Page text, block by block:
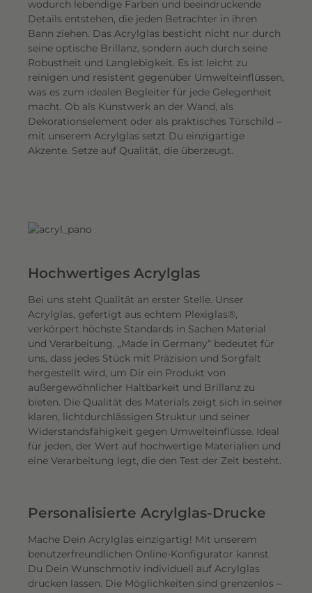
wodurch lebendige Farben und beeindruckende
Details entstehen, die jeden Betrachter in ihren
Bann ziehen. Das Acrylglas besticht nicht nur durch
seine optische Brillanz, sondern auch durch seine
Robustheit und Langlebigkeit. Es ist leicht zu
reinigen und resistent gegenüber Umwelteinflüssen,
was es zum idealen Begleiter für jede Gelegenheit
macht. Ob als Kunstwerk an der Wand, als
Dekorationselement oder als praktisches Türschild –
mit unserem Acrylglas setzt Du einzigartige
Akzente. Setze auf Qualität, die überzeugt.
Hochwertiges Acrylglas
Bei uns steht Qualität an erster Stelle. Unser
Acrylglas, gefertigt aus echtem Plexiglas®,
verkörpert höchste Standards in Sachen Material
und Verarbeitung. „Made in Germany“ bedeutet für
uns, dass jedes Stück mit Präzision und Sorgfalt
hergestellt wird, um Dir ein Produkt von
außergewöhnlicher Haltbarkeit und Brillanz zu
bieten. Die Qualität des Materials zeigt sich in seiner
klaren, lichtdurchlässigen Struktur und seiner
Widerstandsfähigkeit gegen Umwelteinflüsse. Ideal
für jeden, der Wert auf hochwertige Materialien und
eine Verarbeitung legt, die den Test der Zeit besteht.
Personalisierte Acrylglas-Drucke
Mache Dein Acrylglas einzigartig! Mit unserem
benutzerfreundlichen Online-Konfigurator kannst
Du Dein Wunschmotiv individuell auf Acrylglas
drucken lassen. Die Möglichkeiten sind grenzenlos –